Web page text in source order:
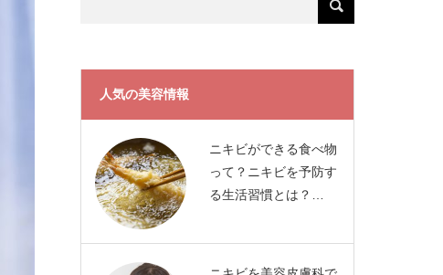
人気の美容情報
ニキビができる食べ物
って？ニキビを予防す
る生活習慣とは？…